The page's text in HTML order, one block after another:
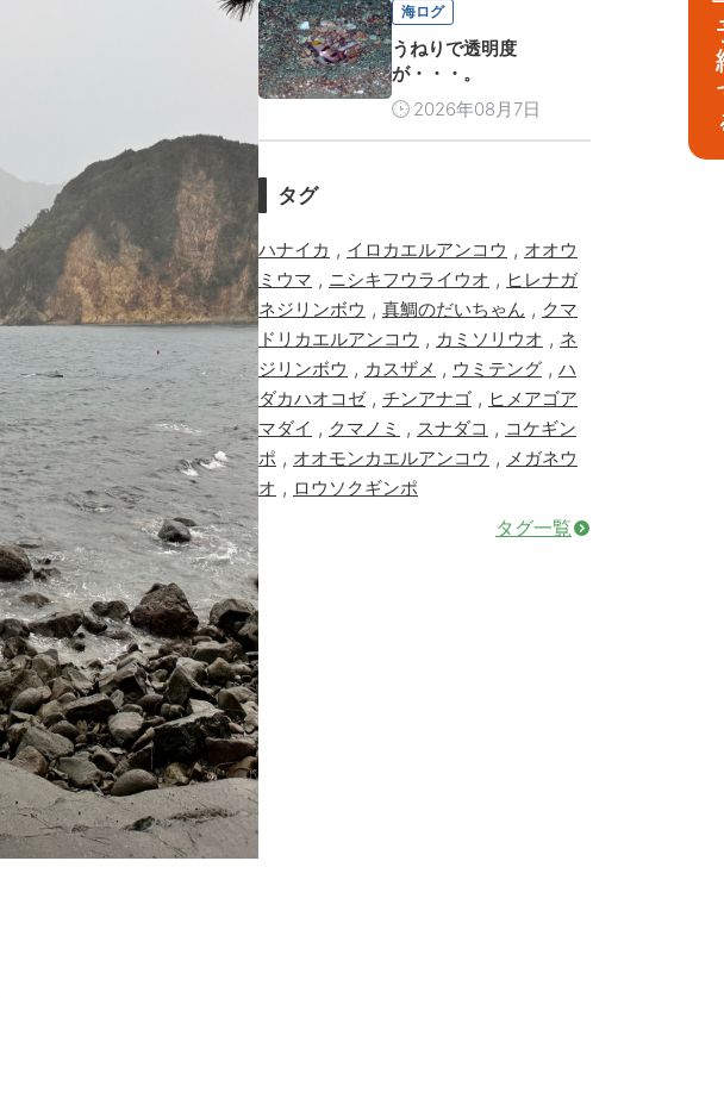
海ログ
うねりで透明度
が・・・。
2026年08月7日
タグ
ハナイカ , イロカエルアンコウ , オオウ
ミウマ , ニシキフウライウオ , ヒレナガ
ネジリンボウ , 真鯛のだいちゃん , クマ
ドリカエルアンコウ , カミソリウオ , ネ
ジリンボウ , カスザメ , ウミテング , ハ
ダカハオコゼ, チンアナゴ , ヒメアゴア
マダイ , クマノミ , スナダコ , コケギン
ポ , オオモンカエルアンコウ , メガネウ
オ , ロウソクギンポ
タグ一覧